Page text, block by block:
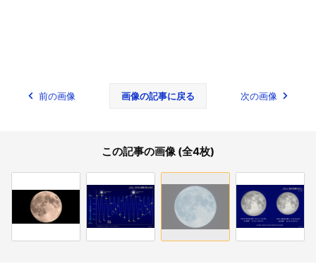
前の画像 画像の記事に戻る 次の画像
この記事の画像 (全4枚)